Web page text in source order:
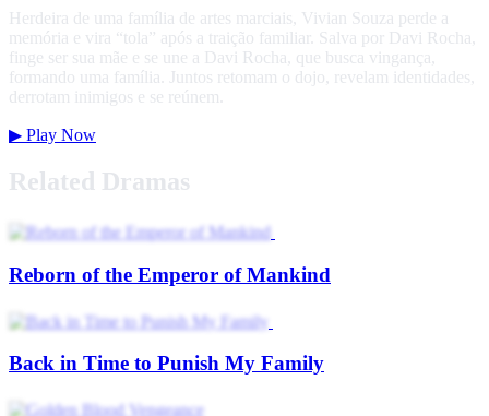
Herdeira de uma família de artes marciais, Vivian Souza perde a
memória e vira “tola” após a traição familiar. Salva por Davi Rocha,
finge ser sua mãe e se une a Davi Rocha, que busca vingança,
formando uma família. Juntos retomam o dojo, revelam identidades,
derrotam inimigos e se reúnem.
▶ Play Now
Related Dramas
Reborn of the Emperor of Mankind
Back in Time to Punish My Family